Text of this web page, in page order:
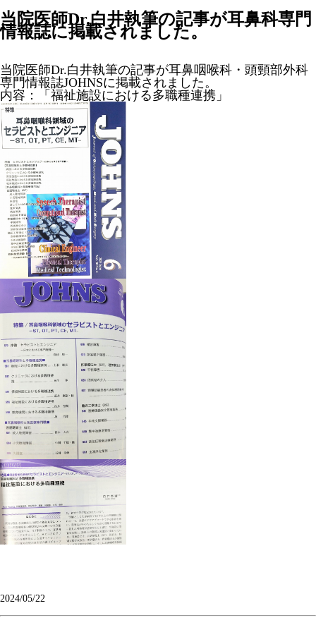
当院医師Dr.白井執筆の記事が耳鼻科専門
情報誌に掲載されました。
当院医師Dr.白井執筆の記事が耳鼻咽喉科・頭頸部外科
専門情報誌JOHNSに掲載されました。
内容：「福祉施設における多職種連携」
2024/05/22